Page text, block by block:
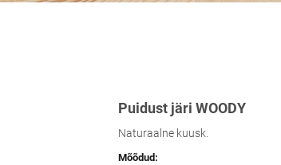
Puidust järi WOODY
Naturaalne kuusk.
Mõõdud: